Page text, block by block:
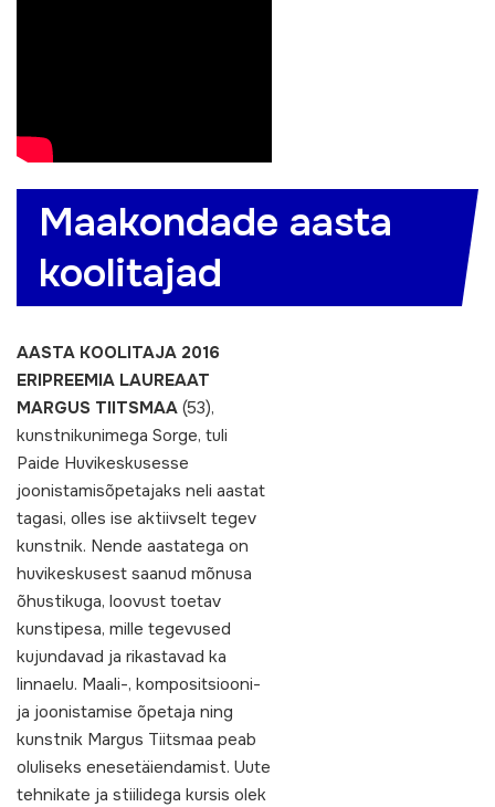
Maakondade aasta
koolitajad
AASTA KOOLITAJA 2016
ERIPREEMIA LAUREAAT
MARGUS TIITSMAA (53),
kunstnikunimega Sorge, tuli
Paide Huvikeskusesse
joonistamisõpetajaks neli aastat
tagasi, olles ise aktiivselt tegev
kunstnik. Nende aastatega on
huvikeskusest saanud mõnusa
õhustikuga, loovust toetav
kunstipesa, mille tegevused
kujundavad ja rikastavad ka
linnaelu. Maali-, kompositsiooni-
ja joonistamise õpetaja ning
kunstnik Margus Tiitsmaa peab
oluliseks enesetäiendamist. Uute
tehnikate ja stiilidega kursis olek